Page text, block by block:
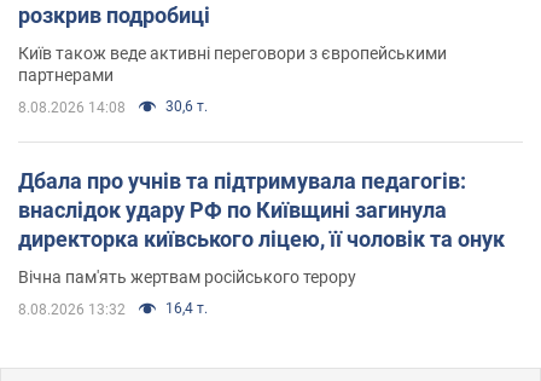
розкрив подробиці
Київ також веде активні переговори з європейськими
партнерами
8.08.2026 14:08 30,6 т.
Дбала про учнів та підтримувала педагогів:
внаслідок удару РФ по Київщині загинула
директорка київського ліцею, її чоловік та онук
Вічна пам'ять жертвам російського терору
8.08.2026 13:32 16,4 т.